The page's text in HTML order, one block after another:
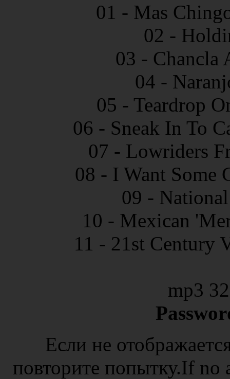
01 - Mas
02 -
03 - Chancla
04 -
05 - Teardrop
06 - Sneak In To
07 - Lowriders
08 - I Want Some
09 -
10 - Mexican
11 - 21st Century
mp3
Если не
повторите попытку.If